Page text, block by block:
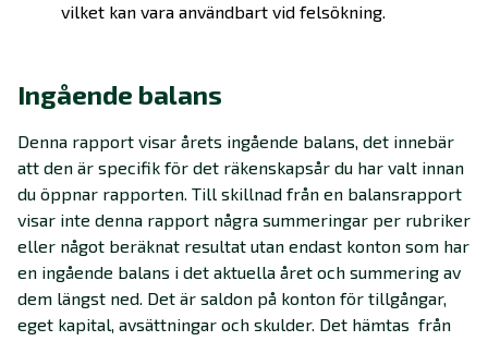
vilket kan vara användbart vid felsökning.
Ingående balans
Denna rapport visar årets ingående balans, det innebär
att den är specifik för det räkenskapsår du har valt innan
du öppnar rapporten. Till skillnad från en balansrapport
visar inte denna rapport några summeringar per rubriker
eller något beräknat resultat utan endast konton som har
en ingående balans i det aktuella året och summering av
dem längst ned. Det är saldon på konton för tillgångar,
eget kapital, avsättningar och skulder. Det hämtas från